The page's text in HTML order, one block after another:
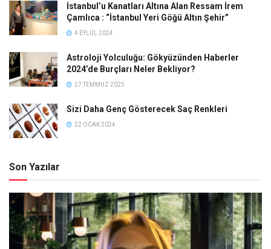
İstanbul’u Kanatları Altına Alan Ressam İrem
Çamlıca : “İstanbul Yeri Göğü Altın Şehir”
4 EYLÜL 2024
Astroloji Yolculuğu: Gökyüzünden Haberler
2024’de Burçları Neler Bekliyor?
27 TEMMUZ 2025
Sizi Daha Genç Gösterecek Saç Renkleri
22 OCAK 2024
Son Yazılar